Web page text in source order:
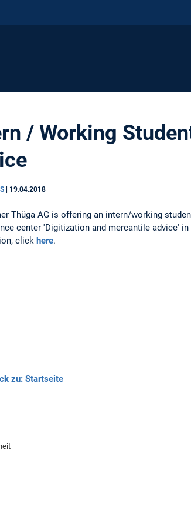
/ Working
| 19.04.2018
Thüga AG is offering an intern/working
center 'Digitization and mercantile advice'
click here.
zu: Startseite